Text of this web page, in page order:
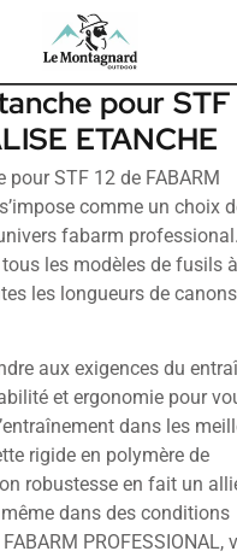
pour STF
ETANCHE
pour STF 12 de FABARM
comme un choix
fabarm professional.
les modèles de fusils
les longueurs de canons
aux exigences du
et ergonomie pour
dans les
rigide en polymère de
robustesse en fait un
même dans des conditions
PROFESSIONAL,